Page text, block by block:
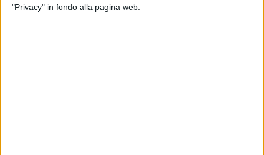
"Privacy" in fondo alla pagina web.